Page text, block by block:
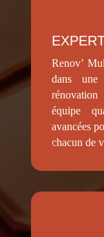
Renov’
dans
rénovation
équipe
avancées
chacun de